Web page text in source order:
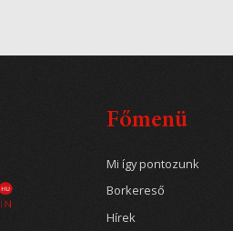
Főmenü
Mi így pontozunk
Borkereső
Hírek